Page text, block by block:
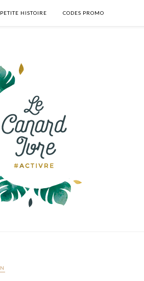
PETITE HISTOIRE CODES PROMO